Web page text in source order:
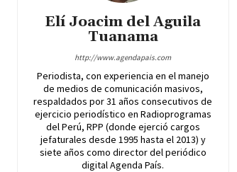
Elí Joacim del Aguila
Tuanama
http://www.agendapais.com
Periodista, con experiencia en el manejo
de medios de comunicación masivos,
respaldados por 31 años consecutivos de
ejercicio periodístico en Radioprogramas
del Perú, RPP (donde ejerció cargos
jefaturales desde 1995 hasta el 2013) y
siete años como director del periódico
digital Agenda País.